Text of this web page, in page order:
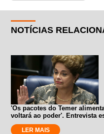
NOTÍCIAS
'Os pacotes do Temer
voltará ao poder'. Entrevista
LER MAIS